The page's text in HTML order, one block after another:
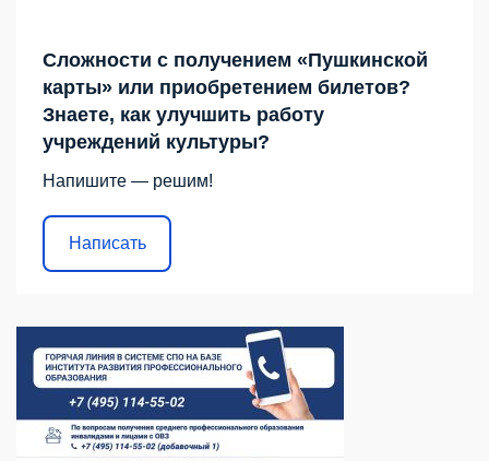
Сложности с получением «Пушкинской
карты» или приобретением билетов?
Знаете, как улучшить работу
учреждений культуры?
Напишите — решим!
Написать